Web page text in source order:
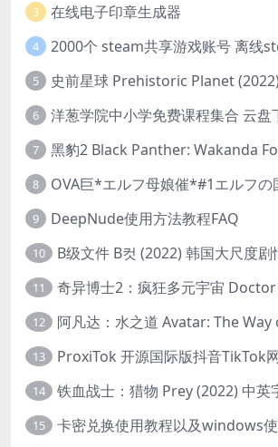
3 在线电子印章生成器
4 2000个 steam共享游戏账号 离线
5
6 洋葱学院中小学免费课程集合 云盘
7
8
9 DeepNude使用方法教程FAQ
10
11
12
13
14 铁血战士：猎物 Prey (2022) 中英
15 卡密兑换使用教程以及windows